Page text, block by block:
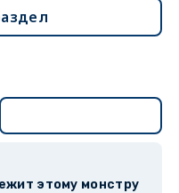
этому монстру